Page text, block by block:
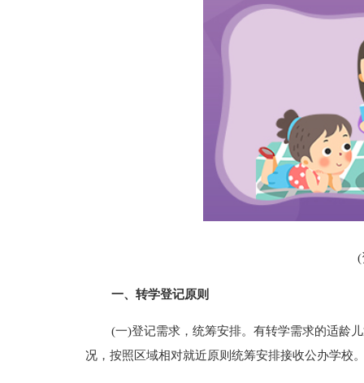
(
一、转学登记原则
(一)登记需求，统筹安排。有转学需求的适龄
况，按照区域相对就近原则统筹安排接收公办学校